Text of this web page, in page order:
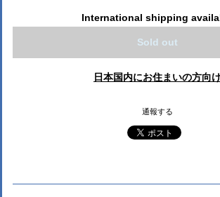
International shipping
Sold out
日本国内にお住まいの方向
通報する